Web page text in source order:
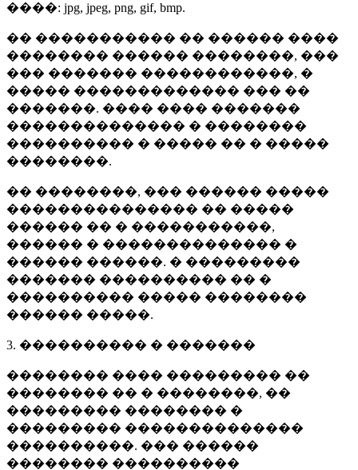
����: jpg, jpeg, png, gif, bmp.
�� ����������� �� ������ ����
�������� ������ ��������, ���
��� ������� ������������, �
����� ������������� ��� ��
�������. ���� ���� �������
�������������� � ��������
���������� � ����� �� � �����
��������.
�� ��������, ��� ������ �����
��������������� �� �����
������ �� � �����������,
������ � �������������� �
������ ������. � ���������
������� ���������� �� �
���������� ����� ��������
������ �����.
3. ���������� � �������
�������� ���� ��������� ��
�������� �� � ��������, ��
��������� �������� �
��������� ��������������
����������. ��� ������
�������� ����������